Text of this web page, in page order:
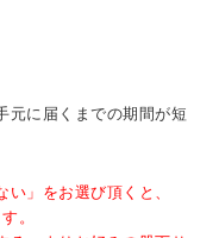
元に届くまでの期間が短
」をお選び頂くと、
。